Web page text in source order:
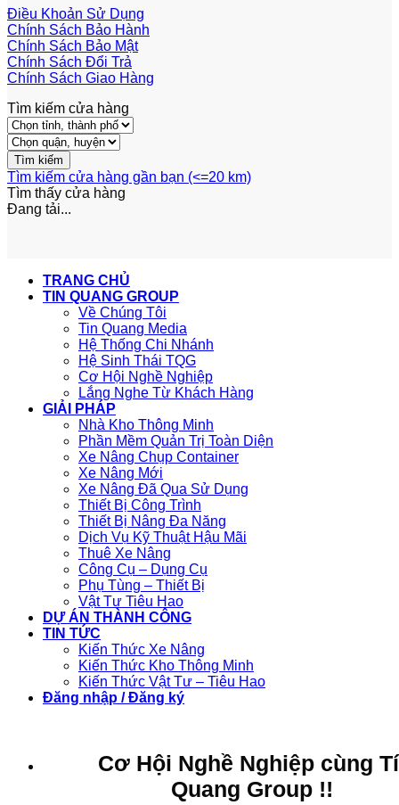
Điều Khoản Sử Dụng
Chính Sách Bảo Hành
Chính Sách Bảo Mật
Chính Sách Đổi Trả
Chính Sách Giao Hàng
Tìm kiếm cửa hàng
Tìm kiếm cửa hàng gần bạn (<=20 km)
Tìm thấy cửa hàng
Đang tải...
TRANG CHỦ
TIN QUANG GROUP
Về Chúng Tôi
Tin Quang Media
Hệ Thống Chi Nhánh
Hệ Sinh Thái TQG
Cơ Hội Nghề Nghiệp
Lắng Nghe Từ Khách Hàng
GIẢI PHÁP
Nhà Kho Thông Minh
Phần Mềm Quản Trị Toàn Diện
Xe Nâng Chụp Container
Xe Nâng Mới
Xe Nâng Đã Qua Sử Dụng
Thiết Bị Công Trình
Thiết Bị Nâng Đa Năng
Dịch Vụ Kỹ Thuật Hậu Mãi
Thuê Xe Nâng
Công Cụ – Dụng Cụ
Phụ Tùng – Thiết Bị
Vật Tư Tiêu Hao
DỰ ÁN THÀNH CÔNG
TIN TỨC
Kiến Thức Xe Nâng
Kiến Thức Kho Thông Minh
Kiến Thức Vật Tư – Tiêu Hao
Đăng nhập / Đăng ký
Cơ Hội Nghề Nghiệp cùng
Quang Group !!